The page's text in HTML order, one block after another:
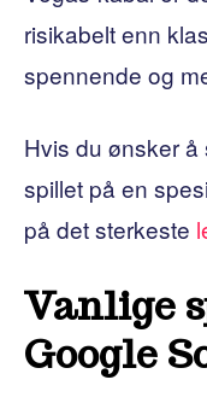
risikabelt enn
spennende og
Hvis du ønsker
spillet på en
på det sterkeste
Vanlige
Google